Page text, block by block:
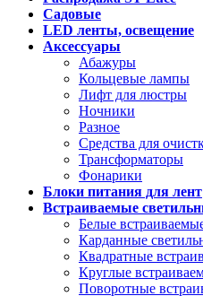
Садовые
LED ленты, освещение
Аксессуары
Абажуры
Кольцевые лампы
Лифт для люстры
Ночники
Разное
Средства для
Трансформаторы
Фонарики
Блоки питания для лент
Встраиваемые
Белые
Карданные
Квадратные
Круглые
Поворотные